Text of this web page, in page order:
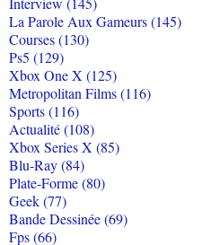
La Parole Aux Gameurs (145)
Courses (130)
Ps5 (129)
Xbox One X (125)
Metropolitan Films (116)
Sports (116)
Actualité (108)
Xbox Series X (85)
Blu-Ray (84)
Plate-Forme (80)
Geek (77)
Bande Dessinée (69)
Fps (66)